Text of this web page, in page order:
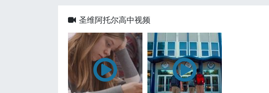
圣维阿托尔高中视频